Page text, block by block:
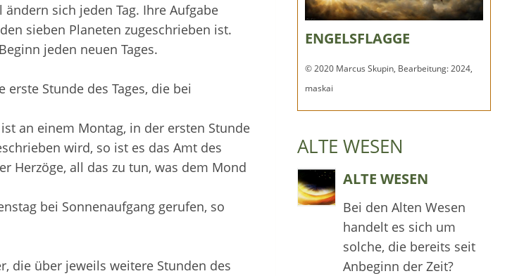
sich jeden Tag. Ihre Aufgabe
sieben Planeten zugeschrieben ist.
jeden neuen Tages.
erste Stunde des Tages, die bei
an einem Montag, in der ersten Stunde
wird, so ist es das Amt des
Herzöge, all das zu tun, was dem Mond
bei Sonnenaufgang gerufen, so
die über jeweils weitere Stunden des
ENGELSFLAGGE
© 2020 Marcus Skupin, Bearbeitung: 2024,
maskai
ALTE WESEN
ALTE WESEN
Bei den Alten Wesen
handelt es sich um
solche, die bereits seit
Anbeginn der Zeit?